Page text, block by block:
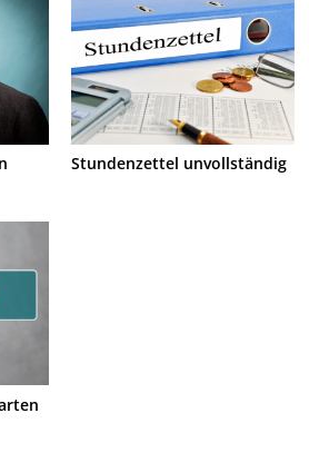
Stundenzettel unvollständig